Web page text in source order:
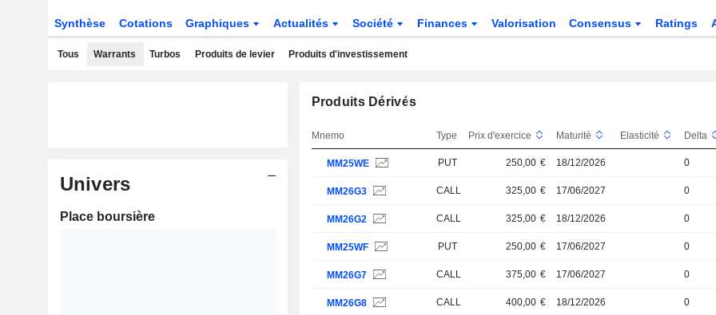
Synthèse Cotations Graphiques Actualités Société Finances Valorisation Consensus Ratings
Tous Warrants Turbos Produits de levier Produits d'investissement
Univers
Place boursière
Produits Dérivés
Mnemo Type Prix d'exercice Maturité Elasticité Delta
MM25WE PUT 250,00 € 18/12/2026 0
MM26G3 CALL 325,00 € 17/06/2027 0
MM26G2 CALL 325,00 € 18/12/2026 0
MM25WF PUT 250,00 € 17/06/2027 0
MM26G7 CALL 375,00 € 17/06/2027 0
MM26G8 CALL 400,00 € 18/12/2026 0